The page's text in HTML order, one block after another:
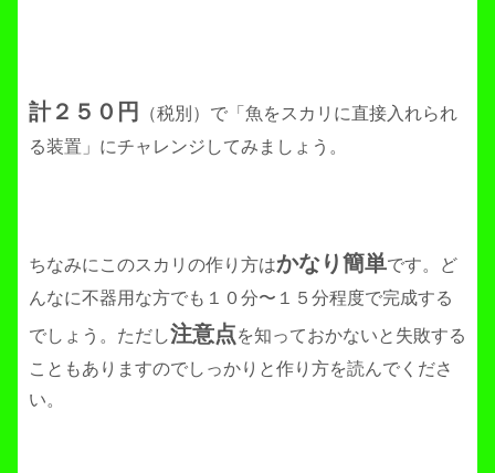
計２５０円
（税別）で「魚をスカリに直接入れられ
る装置」にチャレンジしてみましょう。
ちなみにこのスカリの作り方はかなり簡単です。ど
んなに不器用な方でも１０分〜１５分程度で完成する
でしょう。ただし注意点を知っておかないと失敗する
こともありますのでしっかりと作り方を読んでくださ
い。